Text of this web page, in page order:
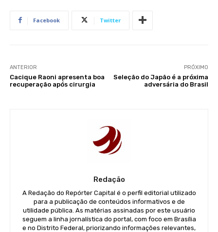
Facebook Twitter
ANTERIOR
Cacique Raoni apresenta boa
recuperação após cirurgia
PRÓXIMO
Seleção do Japão é a próxima
adversária do Brasil
Redação
A Redação do Repórter Capital é o perfil editorial utilizado
para a publicação de conteúdos informativos e de
utilidade pública. As matérias assinadas por este usuário
seguem a linha jornalística do portal, com foco em Brasília
e no Distrito Federal, priorizando informações relevantes,